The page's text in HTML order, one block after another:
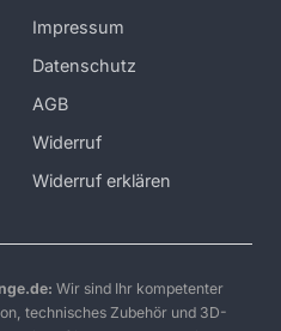
Impressum
Datenschutz
AGB
Widerruf
Widerruf erklären
Wir sind Ihr kompetenter
technisches Zubehör und 3D-